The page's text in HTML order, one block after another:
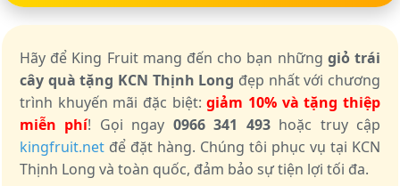
Hãy để King Fruit mang đến cho bạn những giỏ trái
cây quà tặng KCN Thịnh Long đẹp nhất với chương
trình khuyến mãi đặc biệt:giảm 10% và tặng thiệp
miễn phí! Gọi ngay 0966 341 493hoặc truy cập
kingfruit.net để đặt hàng. Chúng tôi phục vụ tại KCN
Thịnh Long và toàn quốc, đảm bảo sự tiện lợi tối đa.